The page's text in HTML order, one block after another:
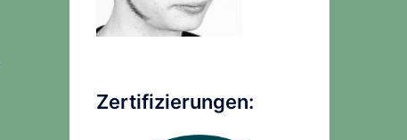
Zertifizierungen: